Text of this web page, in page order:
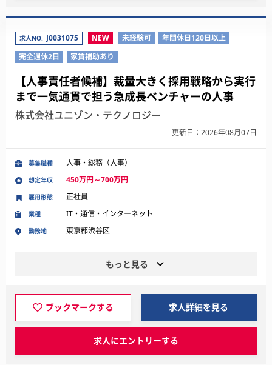
求人NO. J0031075 NEW 未経験可
年間休日120日以上
完全週休2日
家賃補助あり
【人事責任者候補】裁量大きく採用戦略から実行
まで一気通貫で担う急成長ベンチャーの人事
株式会社ユニゾン・テクノロジー
更新日：2026年08月07日
募集職種 人事・総務（人事）
想定年収 450万円～700万円
業種 IT・通信・インターネット
勤務地 東京都渋谷区
雇用形態 正社員
もっと見る
ブックマークする 求人詳細を見る
求人にエントリーする